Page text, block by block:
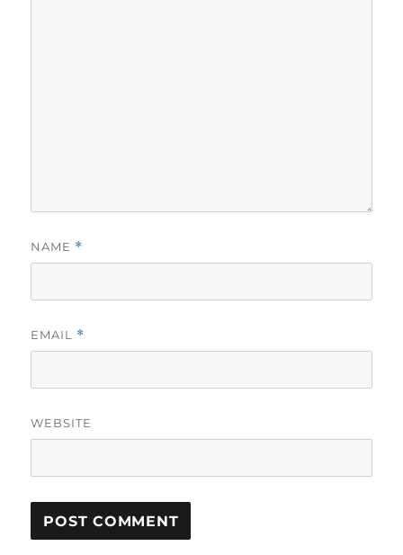
NAME *
EMAIL *
WEBSITE